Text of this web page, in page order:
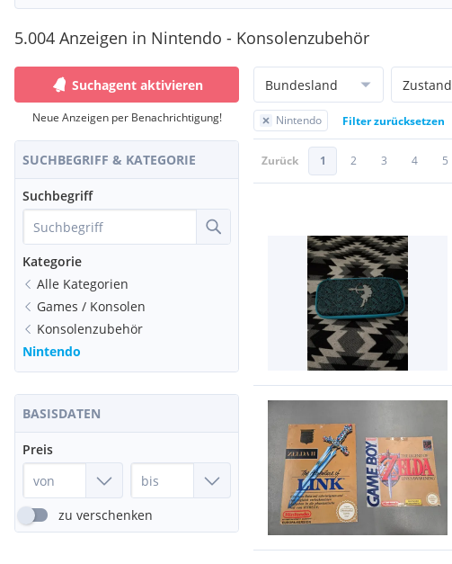
5.004 Anzeigen in Nintendo - Konsolenzubehör
Suchagent aktivieren
Neue Anzeigen per Benachrichtigung!
SUCHBEGRIFF & KATEGORIE
Suchbegriff
Kategorie
Alle Kategorien
Games / Konsolen
Konsolenzubehör
Nintendo
BASISDATEN
Preis
zu verschenken
Bundesland Zustand
Nintendo Filter zurücksetzen
Zurück 1 2 3 4 5